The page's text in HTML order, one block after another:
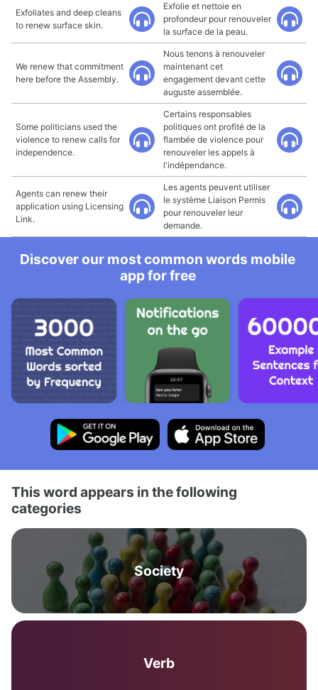
Exfoliates and deep cleans
to renew surface skin.
Exfolie et nettoie en
profondeur pour renouveler
la surface de la peau.
We renew that commitment
here before the Assembly.
Nous tenons à renouveler
maintenant cet
engagement devant cette
auguste assemblée.
Some politicians used the
violence to renew calls for
independence.
Certains responsables
politiques ont profité de la
flambée de violence pour
renouveler les appels à
l'indépendance.
Agents can renew their
application using Licensing
Link.
Les agents peuvent utiliser
le système Liaison Permis
pour renouveler leur
demande.
Discover our most common words mobile
app for free
This word appears in the following
categories
Society
Verb